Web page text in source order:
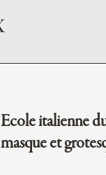
Ecole italienne
masque et